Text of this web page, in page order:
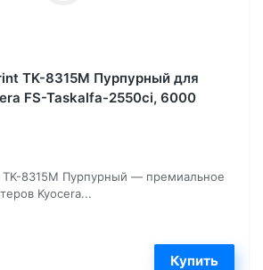
TK-8315M Пурпурный для
FS-Taskalfa-2550ci, 6000
8315M Пурпурный — премиальное
Kyocera...